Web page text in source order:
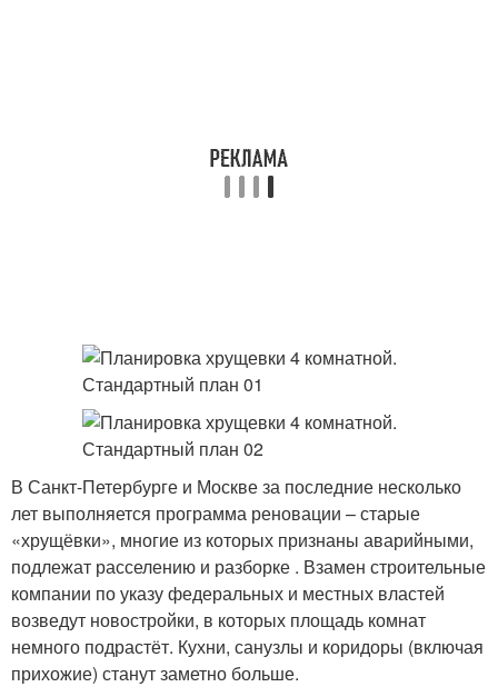
В Санкт-Петербурге и Москве за последние несколько
лет выполняется программа реновации – старые
«хрущёвки», многие из которых признаны аварийными,
подлежат расселению и разборке . Взамен строительные
компании по указу федеральных и местных властей
возведут новостройки, в которых площадь комнат
немного подрастёт. Кухни, санузлы и коридоры (включая
прихожие) станут заметно больше.